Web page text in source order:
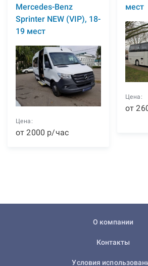
Mercedes-Benz
Sprinter NEW (VIP), 18-
19 мест
Цена:
от2000 р/час
мест
Цена:
от
О компании
Контакты
Условия